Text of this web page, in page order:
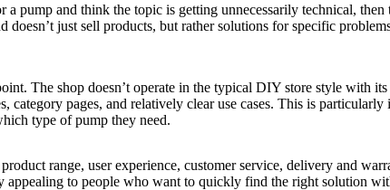
pump and think the topic is getting unnecessarily technical, then
doesn’t just sell products, but rather solutions for specific
The shop doesn’t operate in the typical DIY store style with
category pages, and relatively clear use cases. This is
type of pump they need.
range, user experience, customer service, delivery and
appealing to people who want to quickly find the right solution